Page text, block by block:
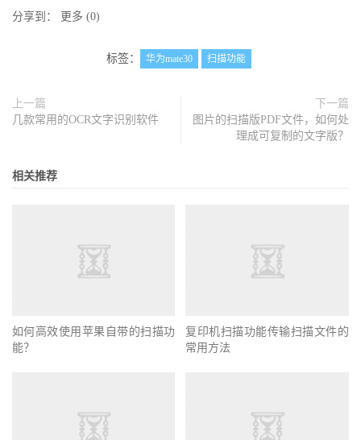
分享到： 更多 (0)
标签： 华为mate30 扫描功能
上一篇
几款常用的OCR文字识别软件
下一篇
图片的扫描版PDF文件，如何处
理成可复制的文字版？
相关推荐
如何高效使用苹果自带的扫描功
能？
复印机扫描功能传输扫描文件的
常用方法